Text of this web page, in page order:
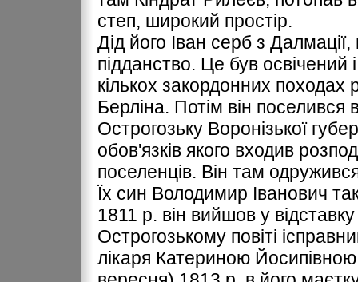
степ, широкий простір.
Дід його Іван серб з
підданство. Це був
кількох закордонних походах
Берлiна. Потім він поселився
Острогозьку Воронізької
обов'язків якого входив
поселенців. Він там
Їх син Володимир Іванович
1811 р. він вийшов у
Острогозькому повіті
лікаря Катериною